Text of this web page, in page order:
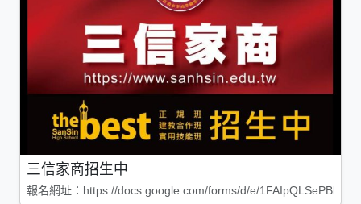
三信家商招生中
報名網址：https://docs.google.com/forms/d/e/